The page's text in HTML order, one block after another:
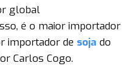
global
é o maior importador
importador de soja do
Carlos Cogo.